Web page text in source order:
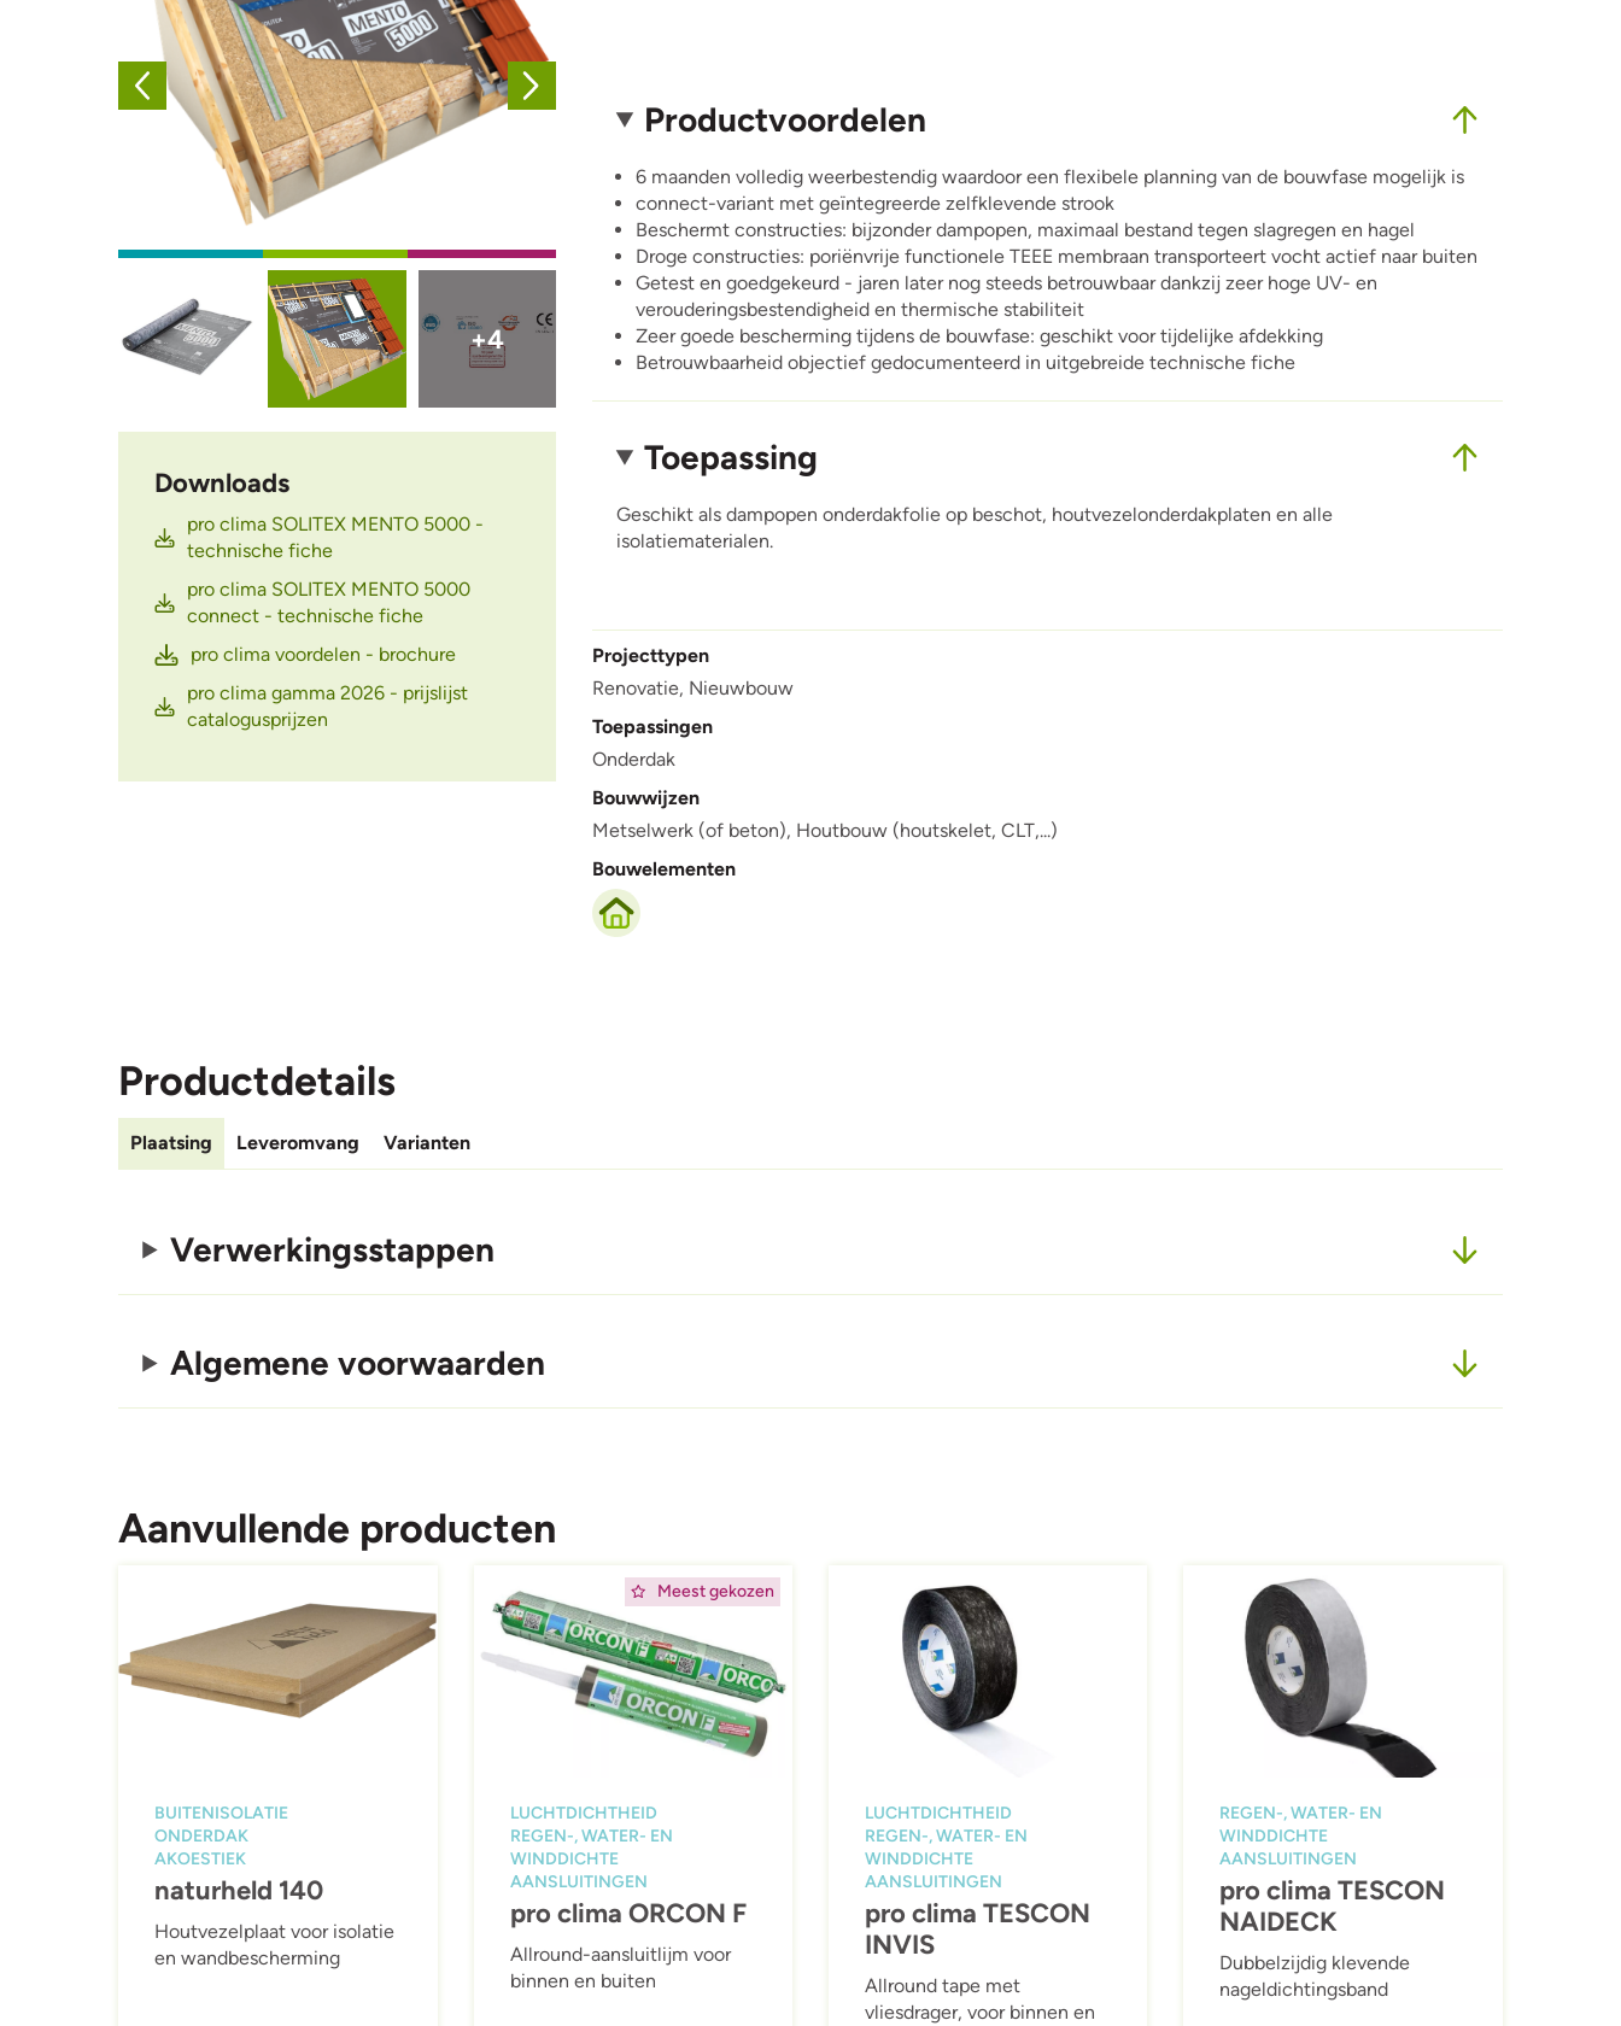
Afbeelding
+4
Downloads
pro clima SOLITEX MENTO 5000 -
technische fiche
pro clima SOLITEX MENTO 5000
connect - technische fiche
pro clima voordelen - brochure
pro clima gamma 2026 - prijslijst
catalogusprijzen
Productvoordelen
6 maanden volledig weerbestendig waardoor een flexibele planning van de bouwfase mogelijk is
connect-variant met geïntegreerde zelfklevende strook
Beschermt constructies: bijzonder dampopen, maximaal bestand tegen slagregen en hagel
Droge constructies: poriënvrije functionele TEEE membraan transporteert vocht actief naar buiten
Getest en goedgekeurd - jaren later nog steeds betrouwbaar dankzij zeer hoge UV- en
verouderingsbestendigheid en thermische stabiliteit
Zeer goede bescherming tijdens de bouwfase: geschikt voor tijdelijke afdekking
Betrouwbaarheid objectief gedocumenteerd in uitgebreide technische fiche
Toepassing
Geschikt als dampopen onderdakfolie op beschot, houtvezelonderdakplaten en alle
isolatiematerialen.
Projecttypen
Renovatie, Nieuwbouw
Toepassingen
Onderdak
Bouwwijzen
Metselwerk (of beton), Houtbouw (houtskelet, CLT,...)
Bouwelementen
Productdetails
Plaatsing Leveromvang Varianten
Verwerkingsstappen
Algemene voorwaarden
Aanvullende producten
BUITENISOLATIE
ONDERDAK
AKOESTIEK
naturheld 140
Houtvezelplaat voor isolatie
en wandbescherming
Meest gekozen
LUCHTDICHTHEID
REGEN-, WATER- EN
WINDDICHTE
AANSLUITINGEN
pro clima ORCON F
Allround-aansluitlijm voor
binnen en buiten
LUCHTDICHTHEID
REGEN-, WATER- EN
WINDDICHTE
AANSLUITINGEN
pro clima TESCON
INVIS
Allround tape met
vliesdrager, voor binnen en
REGEN-, WATER- EN
WINDDICHTE
AANSLUITINGEN
pro clima TESCON
NAIDECK
Dubbelzijdig klevende
nageldichtingsband